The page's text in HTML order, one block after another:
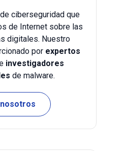
ciberseguridad que
de Internet sobre las
digitales. Nuestro
por expertos
investigadores
de malware.